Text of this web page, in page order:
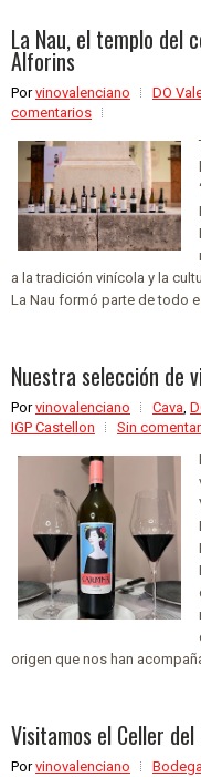
La Nau, el templo del
Alforins
Porvinovalenciano DO
comentarios
a la tradición vinícola y la
La Nau formó parte de todo
Nuestra selección de
Porvinovalenciano Cava,
IGP Castellon
Sin
origen que nos han
Visitamos el Celler del
Porvinovalenciano